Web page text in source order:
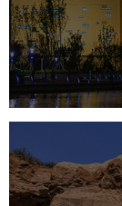
文化艺术